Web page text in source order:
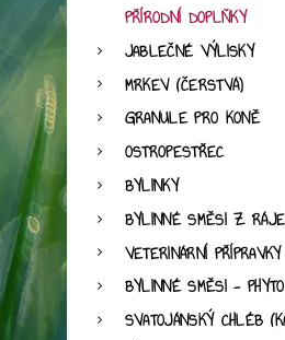
PŘÍRODNÍ DOPLŇKY
JABLEČNÉ VÝLISKY
MRKEV (ČERSTVÁ)
GRANULE PRO KONĚ
OSTROPESTŘEC
BYLINKY
BYLINNÉ SMĚSI Z RÁJE
VETERINÁRNÍ
BYLINNÉ SMĚSI -
SVATOJÁNSKÝ CHLÉB